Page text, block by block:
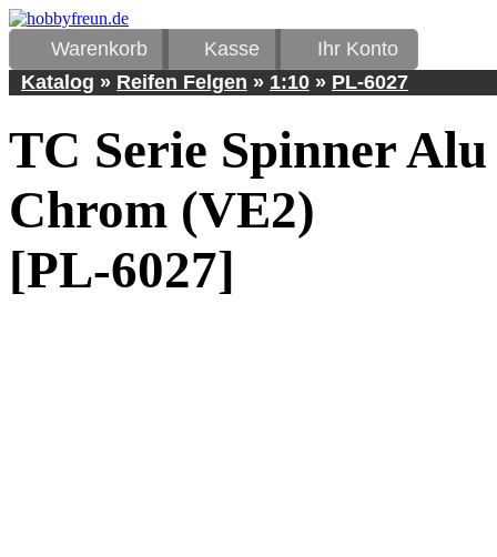
Warenkorb Kasse
Ihr Konto
Katalog » Reifen Felgen » 1:10 » PL-6027
TC Serie Spinner Alu
Chrom (VE2)
[PL-6027]